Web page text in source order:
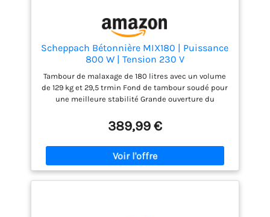
Scheppach Bétonnière MIX180 | Puissance
800 W | Tension 230 V
Tambour de malaxage de 180 litres avec un volume
de 129 kg et 29,5 trmin Fond de tambour soudé pour
une meilleure stabilité Grande ouverture du
boîtier à labyrinthe protège des projections d'eau et
garantit le bon refroidissement du moteur grce au
double ventilateur Roues dentées en fonte
389,99 €